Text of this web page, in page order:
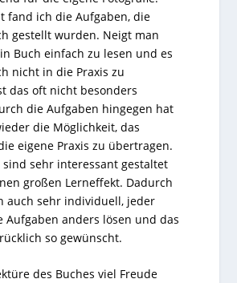
fand ich die Aufgaben, die
gestellt wurden. Neigt man
Buch einfach zu lesen und es
nicht in die Praxis zu
das oft nicht besonders
die Aufgaben hingegen hat
die Möglichkeit, das
eigene Praxis zu übertragen.
sind sehr interessant gestaltet
großen Lerneffekt. Dadurch
auch sehr individuell, jeder
Aufgaben anders lösen und das
so gewünscht.
des Buches viel Freude